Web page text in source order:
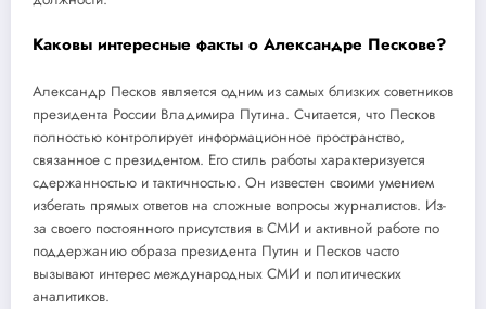
Каковы интересные факты о Александре Пескове?
Александр Песков является одним из самых близких советников
президента России Владимира Путина. Считается, что Песков
полностью контролирует информационное пространство,
связанное с президентом. Его стиль работы характеризуется
сдержанностью и тактичностью. Он известен своими умением
избегать прямых ответов на сложные вопросы журналистов. Из-
за своего постоянного присутствия в СМИ и активной работе по
поддержанию образа президента Путин и Песков часто
вызывают интерес международных СМИ и политических
аналитиков.